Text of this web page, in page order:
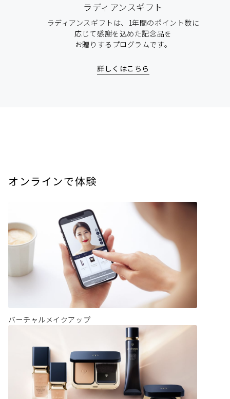
ラディアンスギフト
ラディアンスギフトは、1年間のポイント数に
応じて感謝を込めた記念品を
お贈りするプログラムです。
詳しくはこちら
オンラインで体験
バーチャルメイクアップ